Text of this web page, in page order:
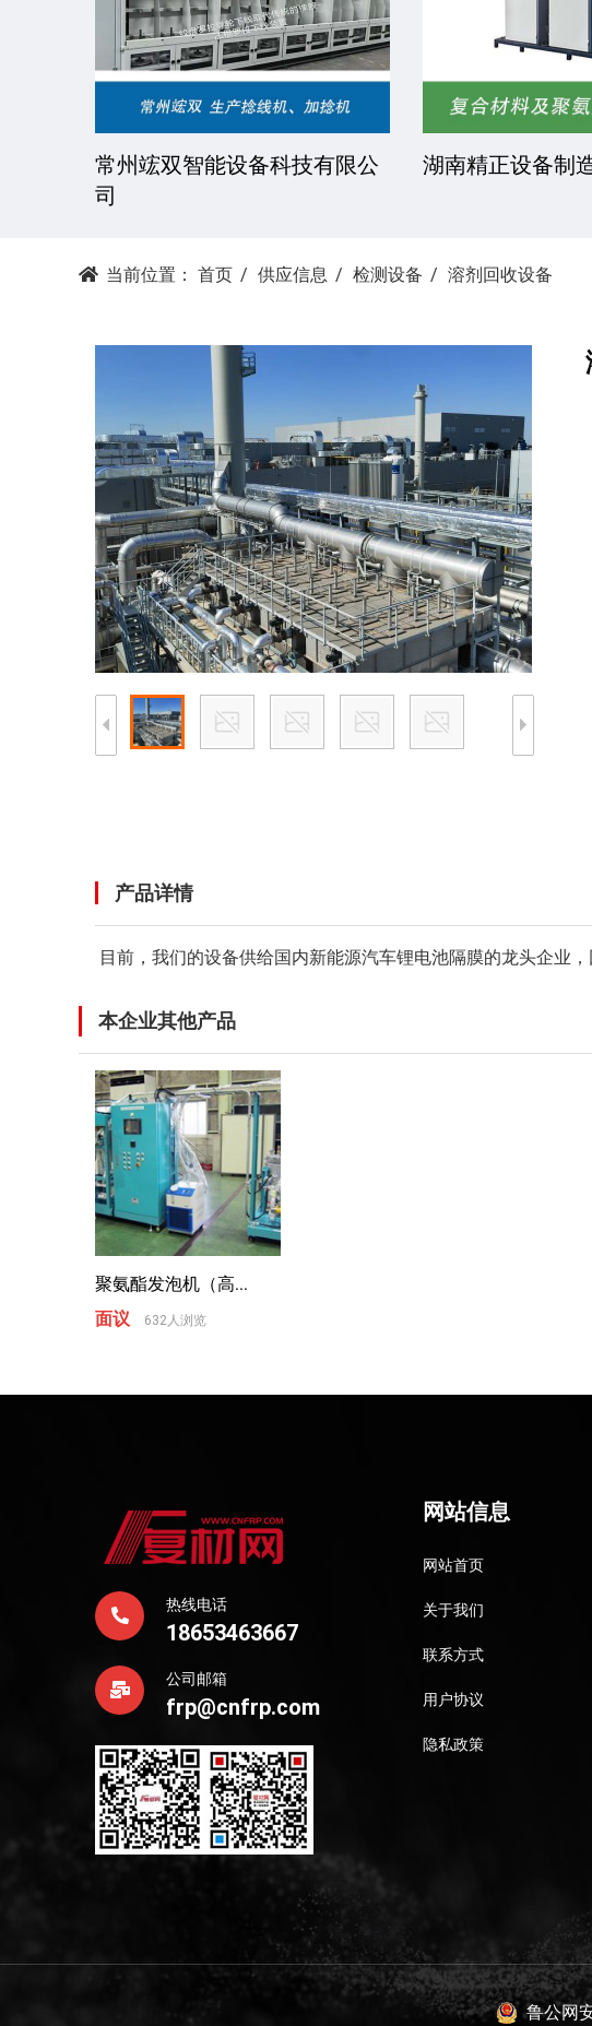
常州竤双智能设备科技有限公
司
湖南精正设备制
当前位置： 首页 供应信息 检测设备 溶剂回收设备
产品详情
目前，我们的设备供给国内新能源汽车锂电池隔膜的龙头企业
本企业其他产品
聚氨酯发泡机（高...
面议
632人浏览
热线电话
18653463667
公司邮箱
frp@cnfrp.com
网站信息
网站首页
关于我们
联系方式
用户协议
隐私政策
鲁公网